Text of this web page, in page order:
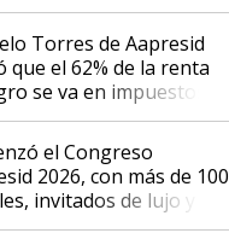
para invertir:
más motivados"
Torres de Aapresid
que el 62% de la renta
se va en impuestos:
bueno que en
se sigan discutiendo
cosas de hace 50
el Congreso
2026, con más de 100
invitados de lujo y
las tendencias